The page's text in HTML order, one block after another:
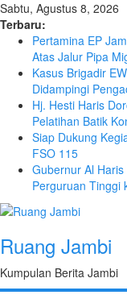
Sabtu, Agustus 8, 2026
Terbaru:
Pertamina EP
Atas Jalur Pipa
Kasus Brigadir
Didampingi
Hj. Hesti Haris
Pelatihan Batik
Siap Dukung
FSO 115
Gubernur Al
Perguruan Tinggi
Ruang Jambi
Kumpulan Berita Jambi